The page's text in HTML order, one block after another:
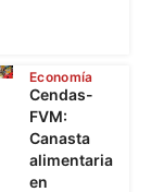
Economía
Cendas-
FVM:
Canasta
alimentaria
en